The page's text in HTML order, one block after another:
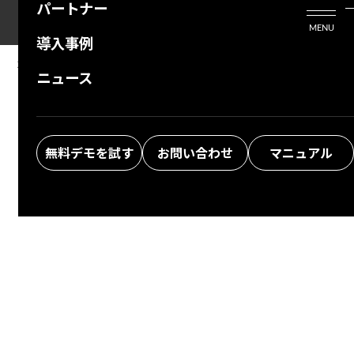
パートナー
導入事例
ニュース
無料デモを試す お問い合わせ マニュアル
MENU
2026/01/13
1.4.8.0以降のバージョンアップ手順(Windows)